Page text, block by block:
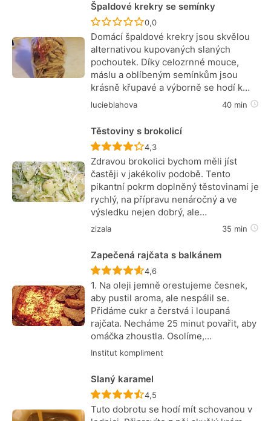
Špaldové krekry se semínky
Recept ještě nebyl hodnocen
0,0
Domácí špaldové krekry jsou skvělou
alternativou kupovaných slaných
pochoutek. Díky celozrnné mouce,
máslu a oblíbeným semínkům jsou
krásně křupavé a výborně se hodí k…
lucieblahova 40 min
Těstoviny s brokolicí
Recept ještě nebyl hodnocen
4,3
Zdravou brokolici bychom měli jíst
častěji v jakékoliv podobě. Tento
pikantní pokrm doplněný těstovinami je
rychlý, na přípravu nenáročný a ve
výsledku nejen dobrý, ale…
zizala 35 min
Zapečená rajčata s balkánem
Recept ještě nebyl hodnocen
4,6
1. Na oleji jemně orestujeme česnek,
aby pustil aroma, ale nespálil se.
Přidáme cukr a čerstvá i loupaná
rajčata. Necháme 25 minut povařit, aby
omáčka zhoustla. Osolíme,…
Institut kompliment
Slaný karamel
Recept ještě nebyl hodnocen
4,5
Tuto dobrotu se hodí mít schovanou v